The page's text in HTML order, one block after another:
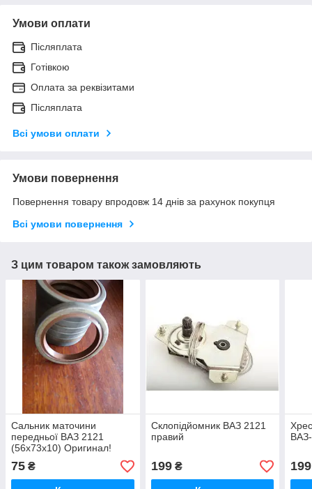
Умови оплати
Післяплата
Готівкою
Оплата за реквізитами
Післяплата
Всі умови оплати
Умови повернення
Повернення товару впродовж 14 днів за рахунок покупця
Всі умови повернення
З цим товаром також замовляють
Сальник маточини
передньої ВАЗ 2121
(56х73х10) Оригинал!
75 ₴
Склопідйомник ВАЗ 2121
правий
199₴ 199